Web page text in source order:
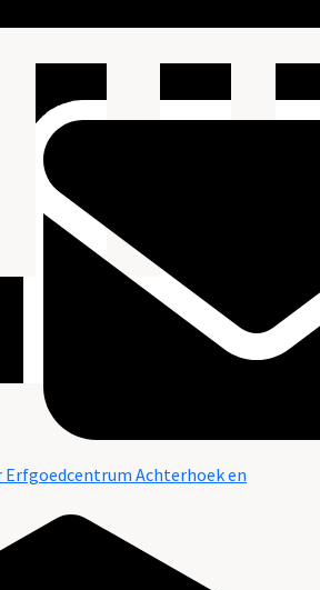
Erfgoedcentrum Achterhoek en